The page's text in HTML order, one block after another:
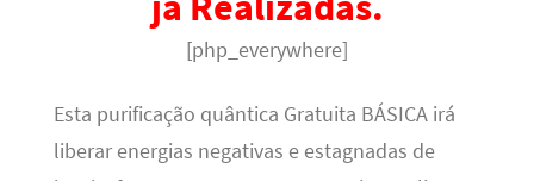
[php_everywhere]
Esta purificação quântica Gratuita BÁSICA irá
liberar energias negativas e estagnadas de